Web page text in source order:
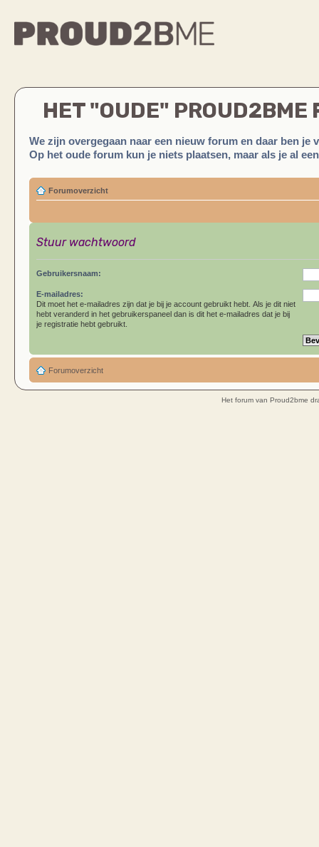
HET "OUDE" PROUD2BME
We zijn overgegaan naar een nieuw forum en daar ben je
Op het oude forum kun je niets plaatsen, maar als je al
Forumoverzicht
Stuur wachtwoord
Gebruikersnaam:
E-mailadres:
Dit moet het e-mailadres zijn dat je bij je account gebruikt hebt. Als je dit niet
hebt veranderd in het gebruikerspaneel dan is dit het e-mailadres dat je bij
je registratie hebt gebruikt.
Forumoverzicht
Het forum van Proud2bme